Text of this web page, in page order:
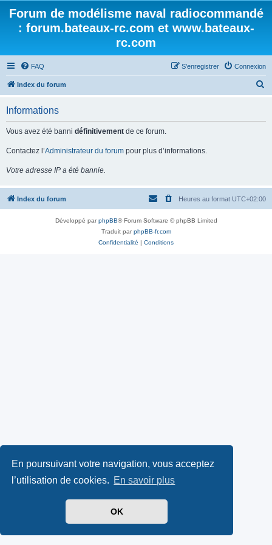
En poursuivant votre navigation, vous acceptez
l’utilisation de cookies. En savoir plus
OK
Forum de modélisme naval radiocommandé
: forum.bateaux-rc.com et www.bateaux-
rc.com
FAQ Connexion
S’enregistrer
Index du forum
e
Informations
Vous avez été banni définitivement de ce forum.
Contactez l’Administrateur du forum pour plus d’informations.
Votre adresse IP a été bannie.
Index du forum Heures au format UTC+02:00
Développé parphpBB® Forum Software © phpBB Limited
Traduit parphpBB-fr.com
Confidentialité | Conditions